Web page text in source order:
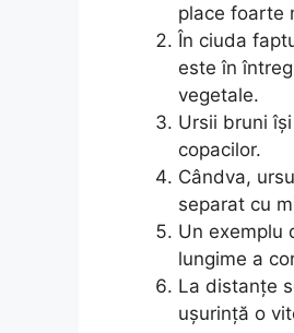
place foarte
În ciuda
este în
vegetale.
Ursii bruni
copacilor.
Cândva,
separat cu
Un exemplu
lungime a
La distanțe
ușurință o